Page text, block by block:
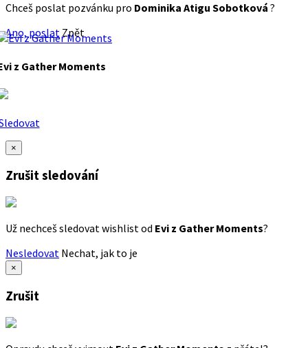
Chceš poslat pozvánku pro Dominika Atigu Sobotková ?
Ano, poslat Zpět
z Gather Moments
×
Zrušit sledování
Už nechceš sledovat wishlist od Evi z Gather Moments?
Nesledovat Nechat, jak to je
×
Zrušit